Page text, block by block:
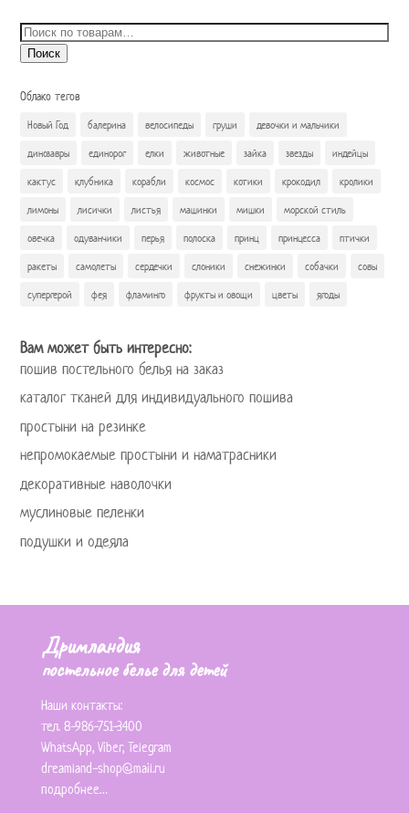
Искать:
Поиск
Облако тегов
Новый Год балерина велосипеды груши девочки и мальчики
динозавры единорог елки животные зайка звезды индейцы
кактус клубника корабли космос котики крокодил кролики
лимоны лисички листья машинки мишки морской стиль
овечка одуванчики перья полоска принц принцесса птички
ракеты самолеты сердечки слоники снежинки собачки совы
супергерой фея фламинго фрукты и овощи цветы ягоды
Вам может быть интересно:
пошив постельного белья на заказ
каталог тканей для индивидуального пошива
простыни на резинке
непромокаемые простыни и наматрасники
декоративные наволочки
муслиновые пеленки
подушки и одеяла
Дримландия
постельное белье для детей
Наши контакты:
тел. 8-986-751-3400
WhatsApp, Viber, Telegram
dreamland-shop@mail.ru
подробнее…